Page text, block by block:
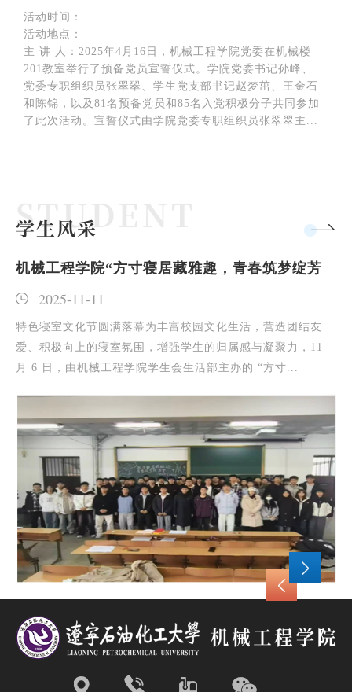
活动时间：
活动地点：
主 讲 人：2025年4月16日，机械工程学院党委在机械楼
201教室举行了预备党员宣誓仪式。学院党委书记孙峰、
党委专职组织员张翠翠、学生党支部书记赵梦茁、王金石
和陈锦，以及81名预备党员和85名入党积极分子共同参加
了此次活动。宣誓仪式由学院党委专职组织员张翠翠主...
学生风采
绽芳
团结友
力，11
...
贺信致信双指引，青年奋斗正当时
2025-09-30
为深入学习贯彻习近平总书记向世界青年和平大会致信
致全国青联十四届全委会和全国学联二十八大贺信精神
广大青年学生坚定理想信念、勇担时代使命，机械...